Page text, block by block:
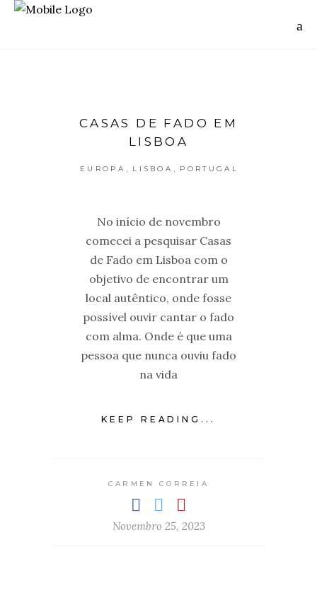
CASAS DE FADO EM
LISBOA
EUROPA LISBOA PORTUGAL
No início de novembro
comecei a pesquisar Casas
de Fado em Lisboa com o
objetivo de encontrar um
local autêntico, onde fosse
possível ouvir cantar o fado
com alma. Onde é que uma
pessoa que nunca ouviu fado
na vida
KEEP READING...
CARMEN CORREIA
Novembro 25, 2023